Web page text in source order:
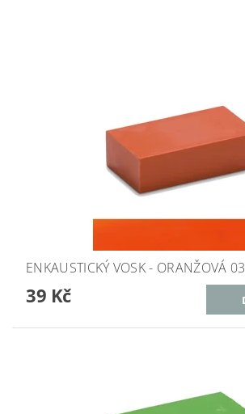
ENKAUSTICKÝ VOSK - ORANŽOVÁ 03
39 Kč